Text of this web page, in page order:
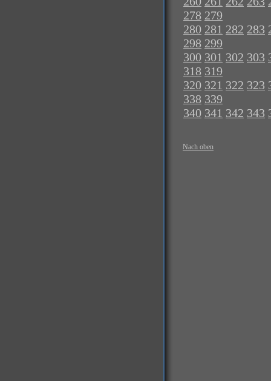
278 279
280 281 282 283
298 299
300 301 302 303
318 319
320 321 322 323
338 339
340 341 342 343
Nach oben